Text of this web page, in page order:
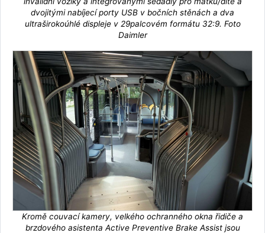
dvojitými nabíjecí porty USB v bočních stěnách a dva
ultraširokoúhlé displeje v 29palcovém formátu 32:9. Foto
Daimler
Kromě couvací kamery, velkého ochranného okna řidiče a
brzdového asistenta Active Preventive Brake Assist jsou